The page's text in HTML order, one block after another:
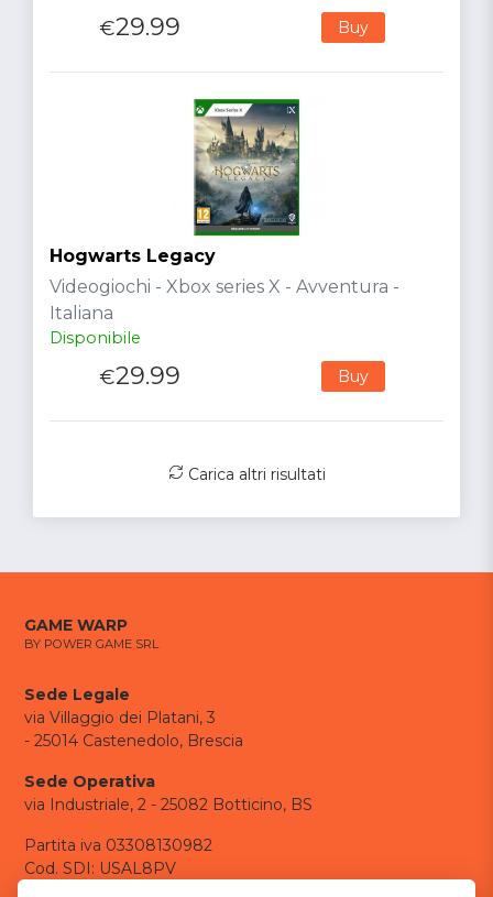
€29.99 Buy
Hogwarts Legacy
Videogiochi - Xbox series X - Avventura -
Italiana
Disponibile
€29.99 Buy
Carica altri risultati
GAME WARP
BY POWER GAME SRL
Sede Legale
via Villaggio dei Platani, 3
- 25014 Castenedolo, Brescia
Sede Operativa
via Industriale, 2 - 25082 Botticino, BS
Partita iva 03308130982
Cod. SDI: USAL8PV